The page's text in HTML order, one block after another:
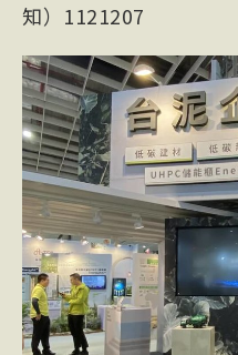
知）1121207